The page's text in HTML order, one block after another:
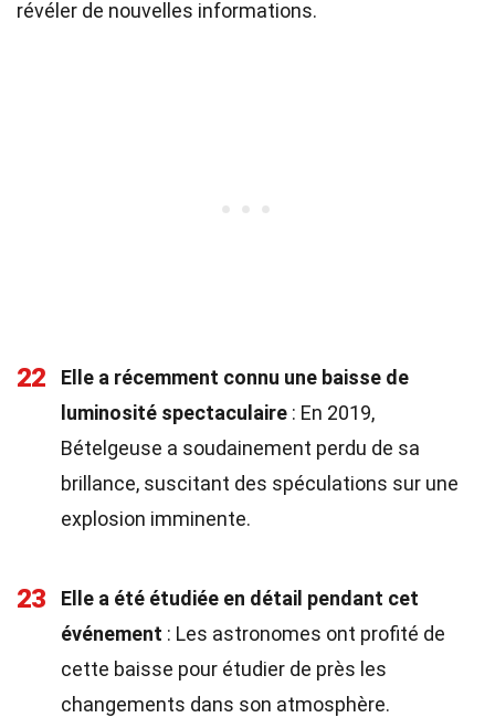
révéler de nouvelles informations.
22
Elle a récemment connu une baisse de
luminosité spectaculaire : En 2019,
Bételgeuse a soudainement perdu de sa
brillance, suscitant des spéculations sur une
explosion imminente.
23
Elle a été étudiée en détail pendant cet
événement : Les astronomes ont profité de
cette baisse pour étudier de près les
changements dans son atmosphère.